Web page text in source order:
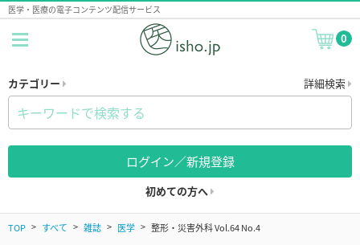
医学・医療の電子コンテンツ配信サービス
0
カテゴリー 詳細検索
ログイン／新規登録
初めての方へ
TOP すべて 雑誌 医学 整形・災害外科 Vol.64 No.4